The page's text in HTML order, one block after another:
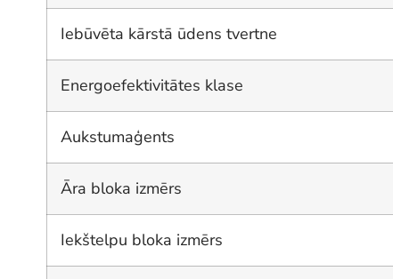
Iebūvēta kārstā ūdens tvertne
Energoefektivitātes klase
Aukstumaģents
Āra bloka izmērs
Iekštelpu bloka izmērs